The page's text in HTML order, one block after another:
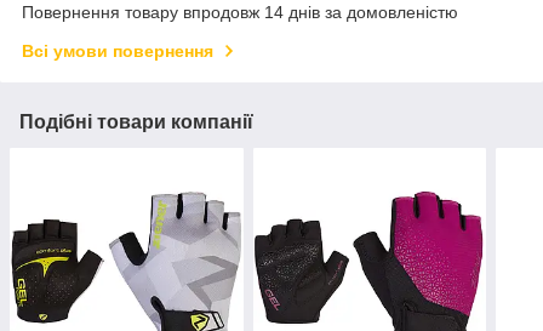
Повернення товару впродовж 14 днів за домовленістю
Всі умови повернення
Подібні товари компанії